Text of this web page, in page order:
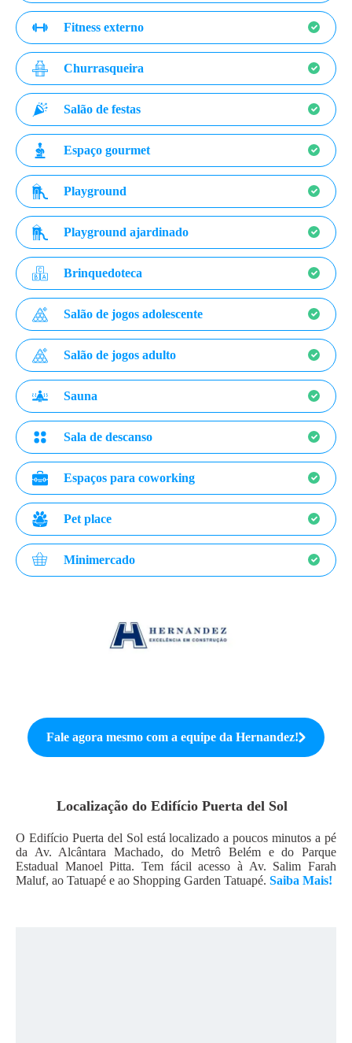
Fitness externo
Churrasqueira
Salão de festas
Espaço gourmet
Playground
Playground ajardinado
Brinquedoteca
Salão de jogos adolescente
Salão de jogos adulto
Sauna
Sala de descanso
Espaços para coworking
Pet place
Minimercado
Fale agora mesmo com a equipe daHernandez!
Localização do Edifício Puerta del Sol
O Edifício Puerta del Sol está localizado a poucos minutos a pé
da Av. Alcântara Machado, do Metrô Belém e do Parque
Estadual Manoel Pitta. Tem fácil acesso à Av. Salim Farah
Maluf, ao Tatuapé e ao Shopping Garden Tatuapé. Saiba Mais!